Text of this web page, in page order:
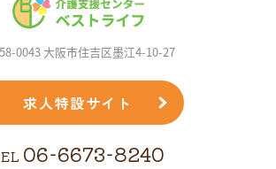
0043 大阪市住吉区墨江4-10-27
求人特設サイト
06-6673-8240